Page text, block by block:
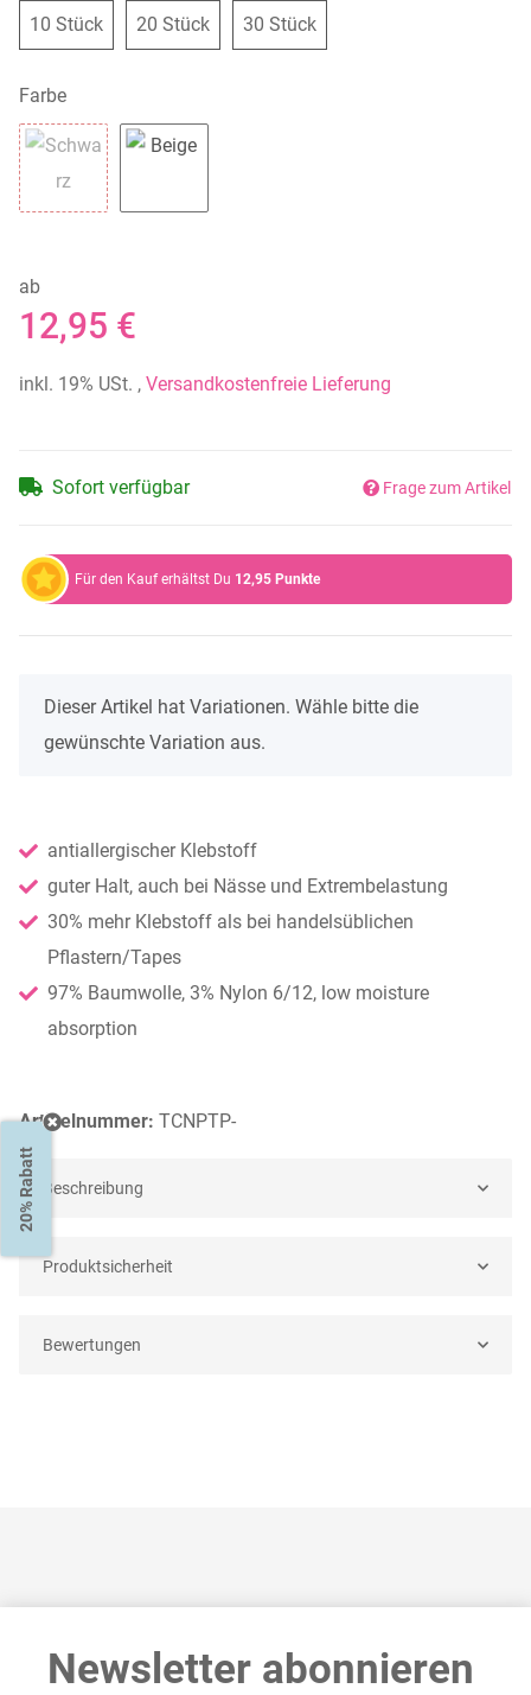
Artikelnummer: TCNPTP-
antiallergischer Klebstoff
guter Halt, auch bei Nässe und Extrembelastung
30% mehr Klebstoff als bei handelsüblichen
Pflastern/Tapes
97% Baumwolle, 3% Nylon 6/12, low moisture
absorption
10 Stück10 Stück20 Stück20 Stück30 Stück30 Stück
Farbe
ab
12,95 €
inkl. 19% USt. , Versandkostenfreie Lieferung
Sofort verfügbar Frage zum Artikel
Für den Kauf erhältst Du 12,95 Punkte
x
Dieser Artikel hat Variationen. Wähle bitte die
gewünschte Variation aus.
Beschreibung
Produktsicherheit
Bewertungen
Newsletter abonnieren
20% Rabatt